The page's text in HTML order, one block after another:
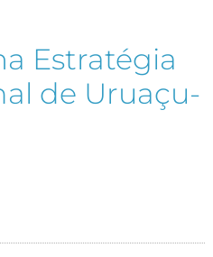
Estratégia
de Uruaçu-